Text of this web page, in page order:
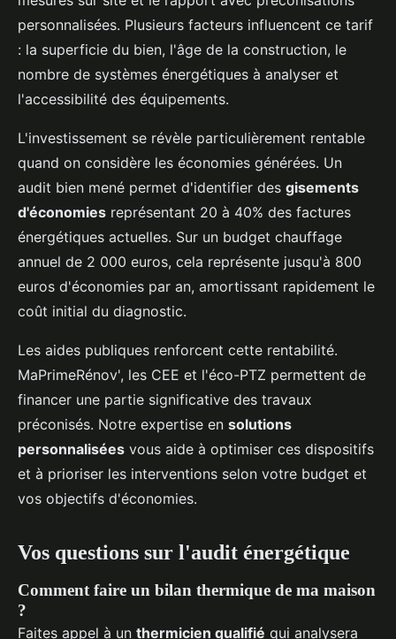
personnalisées. Plusieurs facteurs influencent ce tarif
: la superficie du bien, l'âge de la construction, le
nombre de systèmes énergétiques à analyser et
l'accessibilité des équipements.
L'investissement se révèle particulièrement rentable
quand on considère les économies générées. Un
audit bien mené permet d'identifier des gisements
d'économies représentant 20 à 40% des factures
énergétiques actuelles. Sur un budget chauffage
annuel de 2 000 euros, cela représente jusqu'à 800
euros d'économies par an, amortissant rapidement le
coût initial du diagnostic.
Les aides publiques renforcent cette rentabilité.
MaPrimeRénov', les CEE et l'éco-PTZ permettent de
financer une partie significative des travaux
préconisés. Notre expertise en solutions
personnalisées vous aide à optimiser ces dispositifs
et à prioriser les interventions selon votre budget et
vos objectifs d'économies.
Vos questions sur l'audit énergétique
Comment faire un bilan thermique de ma maison
?
Faites appel à un thermicien qualifié qui analysera